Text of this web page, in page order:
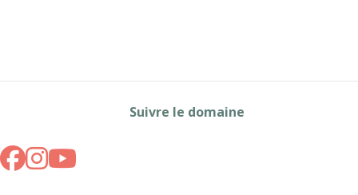
Suivre le domaine